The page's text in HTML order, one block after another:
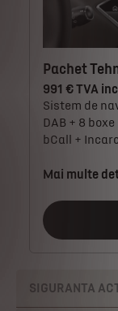
Pachet
991 € TVA
Sistem de
DAB + 8
bCall +
Mai multe
SIGURANTA